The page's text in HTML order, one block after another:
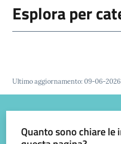
Esplora per
Ultimo aggiornamento:09-06-2026
Quanto sono chiare